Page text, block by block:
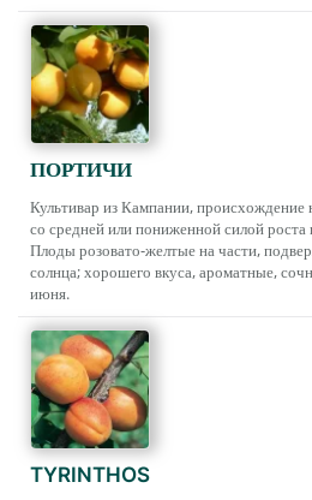
ПОРТИЧИ
Культивар из Кампании,
со средней или пониженной силой роста
Плоды розовато-желтые на части,
солнца; хорошего вкуса, ароматные,
июня.
TYRINTHOS